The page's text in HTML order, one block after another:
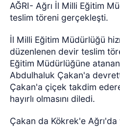
AĞRI- Ağrı İl Milli Eğitim
teslim töreni gerçekleşti.
İl Milli Eğitim Müdürlüğü
düzenlenen devir teslim
Eğitim Müdürlüğüne
Abdulhaluk Çakan'a
Çakan'a çiçek takdim
hayırlı olmasını diledi.
Çakan da Kökrek'e